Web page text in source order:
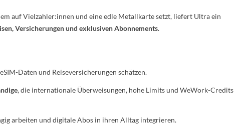
auf Vielzahler:innen und eine edle Metallkarte setzt, liefert Ultra ein
Versicherungen und exklusiven Abonnements.
Daten und Reiseversicherungen schätzen.
, die internationale Überweisungen, hohe Limits und WeWork-Credits
arbeiten und digitale Abos in ihren Alltag integrieren.